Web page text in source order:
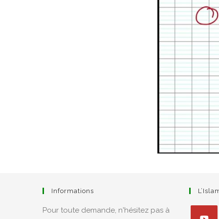
Informations
Pour toute demande, n'hésitez pas à